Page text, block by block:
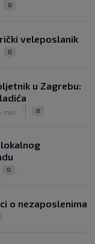
0
veleposlanik
0
u Zagrebu:
min 0
0
o nezaposlenima